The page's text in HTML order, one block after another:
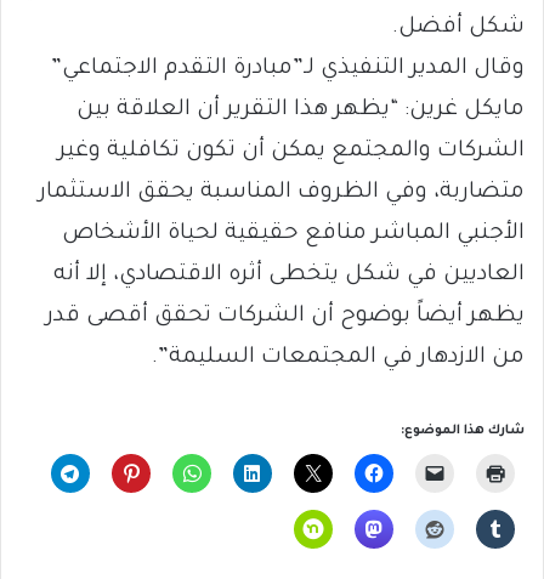
شكل أفضل.
وقال المدير التنفيذي لـ”مبادرة التقدم الاجتماعي”
مايكل غرين: “يظهر هذا التقرير أن العلاقة بين
الشركات والمجتمع يمكن أن تكون تكافلية وغير
متضاربة، وفي الظروف المناسبة يحقق الاستثمار
الأجنبي المباشر منافع حقيقية لحياة الأشخاص
العاديين في شكل يتخطى أثره الاقتصادي، إلا أنه
يظهر أيضاً بوضوح أن الشركات تحقق أقصى قدر
من الازدهار في المجتمعات السليمة”.
شارك هذا الموضوع: